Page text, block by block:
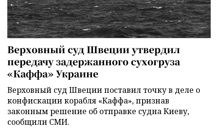
Верховный суд Швеции утвердил
передачу задержанного сухогруза
«Каффа» Украине
Верховный суд Швеции поставил точку в деле о
конфискации корабля «Каффа», признав
законным решение об отправке судна Киеву,
сообщили СМИ.